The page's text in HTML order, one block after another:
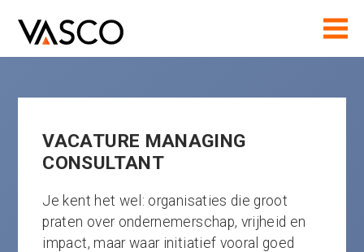
VACATURE MANAGING
CONSULTANT
Je kent het wel: organisaties die groot
praten over ondernemerschap, vrijheid en
impact, maar waar initiatief vooral goed